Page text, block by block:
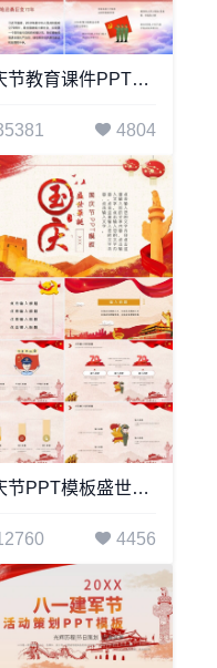
国庆节教育课件PPT模板
4804
国庆节PPT模板盛世华诞
4456